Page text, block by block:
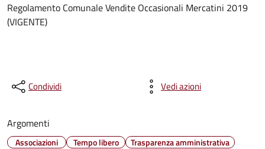
Regolamento Comunale Vendite Occasionali Mercatini 2019
(VIGENTE)
Condividi Vedi azioni
Argomenti
Associazioni Tempo libero Trasparenza amministrativa